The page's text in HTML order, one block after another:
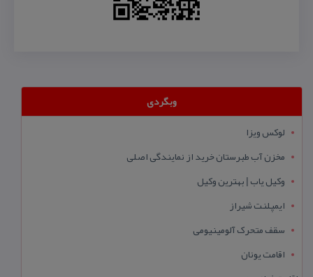
وبگردی
لوکس ویزا
مخزن آب طبرستان خرید از نمایندگی اصلی
وکیل یاب | بهترین وکیل
ایمپلنت شیراز
سقف متحرک آلومینیومی
اقامت یونان